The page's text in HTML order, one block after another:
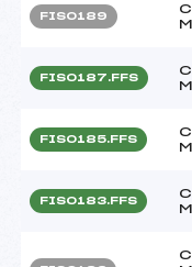
FIS0189
FIS0187.FFS
FIS0185.FFS
FIS0183.FFS